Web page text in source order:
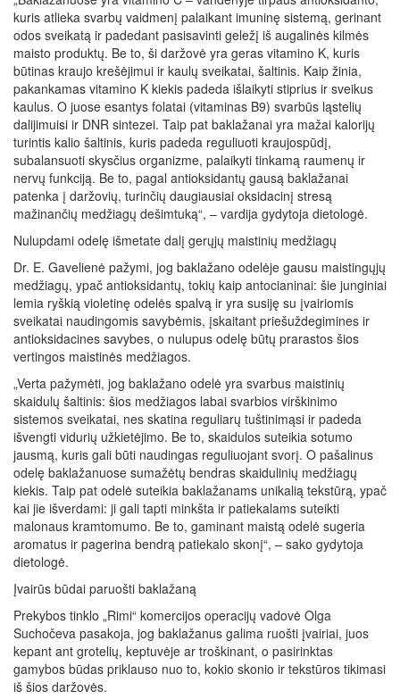
kuris atlieka svarbų vaidmenį palaikant imuninę sistemą, gerinant
odos sveikatą ir padedant pasisavinti geležį iš augalinės kilmės
maisto produktų. Be to, ši daržovė yra geras vitamino K, kuris
būtinas kraujo krešėjimui ir kaulų sveikatai, šaltinis. Kaip žinia,
pakankamas vitamino K kiekis padeda išlaikyti stiprius ir sveikus
kaulus. O juose esantys folatai (vitaminas B9) svarbūs ląstelių
dalijimuisi ir DNR sintezei. Taip pat baklažanai yra mažai kalorijų
turintis kalio šaltinis, kuris padeda reguliuoti kraujospūdį,
subalansuoti skysčius organizme, palaikyti tinkamą raumenų ir
nervų funkciją. Be to, pagal antioksidantų gausą baklažanai
patenka į daržovių, turinčių daugiausiai oksidacinį stresą
mažinančių medžiagų dešimtuką“, – vardija gydytoja dietologė.
Nulupdami odelę išmetate dalį gerųjų maistinių medžiagų
Dr. E. Gavelienė pažymi, jog baklažano odelėje gausu maistingųjų
medžiagų, ypač antioksidantų, tokių kaip antocianinai: šie junginiai
lemia ryškią violetinę odelės spalvą ir yra susiję su įvairiomis
sveikatai naudingomis savybėmis, įskaitant priešuždegimines ir
antioksidacines savybes, o nulupus odelę būtų prarastos šios
vertingos maistinės medžiagos.
„Verta pažymėti, jog baklažano odelė yra svarbus maistinių
skaidulų šaltinis: šios medžiagos labai svarbios virškinimo
sistemos sveikatai, nes skatina reguliarų tuštinimąsi ir padeda
išvengti vidurių užkietėjimo. Be to, skaidulos suteikia sotumo
jausmą, kuris gali būti naudingas reguliuojant svorį. O pašalinus
odelę baklažanuose sumažėtų bendras skaidulinių medžiagų
kiekis. Taip pat odelė suteikia baklažanams unikalią tekstūrą, ypač
kai jie išverdami: ji gali tapti minkšta ir patiekalams suteikti
malonaus kramtomumo. Be to, gaminant maistą odelė sugeria
aromatus ir pagerina bendrą patiekalo skonį“, – sako gydytoja
dietologė.
Įvairūs būdai paruošti baklažaną
Prekybos tinklo „Rimi“ komercijos operacijų vadovė Olga
Suchočeva pasakoja, jog baklažanus galima ruošti įvairiai, juos
kepant ant grotelių, keptuvėje ar troškinant, o pasirinktas
gamybos būdas priklauso nuo to, kokio skonio ir tekstūros tikimasi
iš šios daržovės.